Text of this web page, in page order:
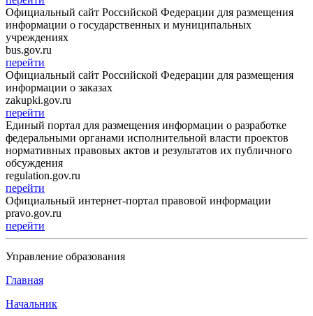
Официальный сайт Российской Федерации для размещения
информации о государственных и муниципальных
учреждениях
bus.gov.ru
перейти
Официальный сайт Российской Федерации для размещения
информации о заказах
zakupki.gov.ru
перейти
Единый портал для размещения информации о разработке
федеральными органами исполнительной власти проектов
нормативных правовых актов и результатов их публичного
обсуждения
regulation.gov.ru
перейти
Официальный интернет-портал правовой информации
pravo.gov.ru
перейти
Управление образования
Главная
Начальник